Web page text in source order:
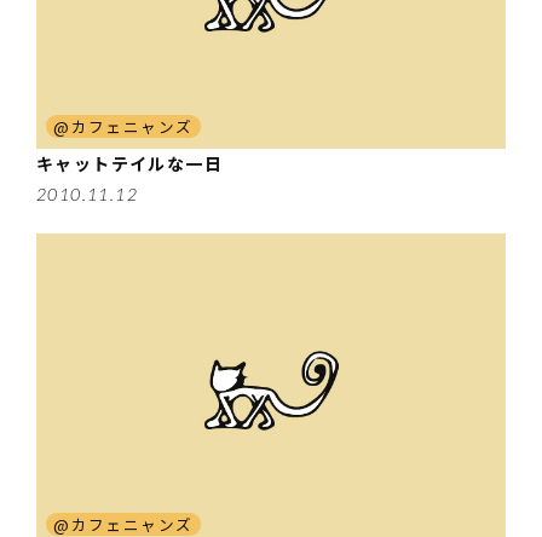
@カフェニャンズ
キャットテイルな一日
2010.11.12
@カフェニャンズ